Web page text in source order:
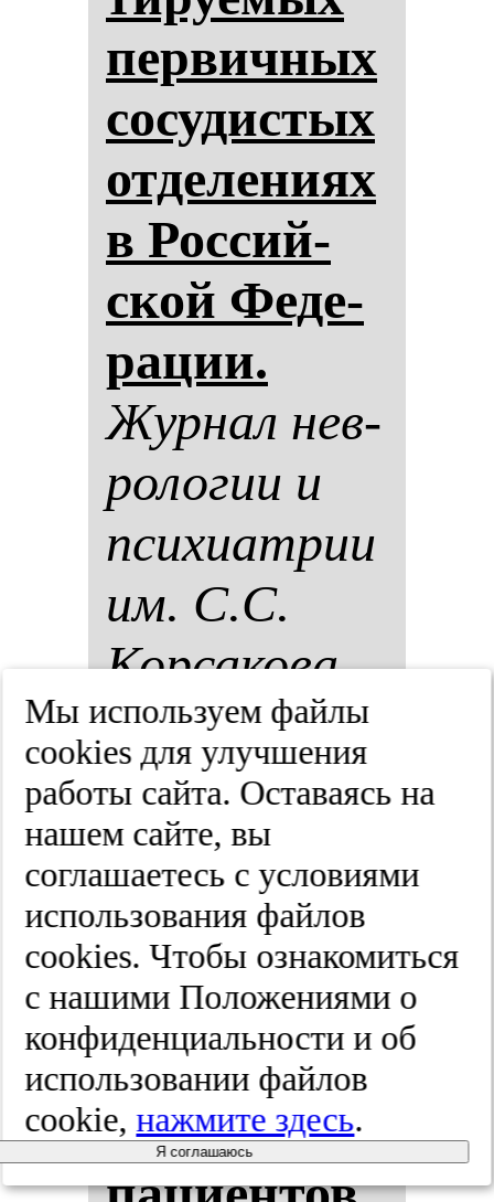
пер­вич­ных
со­су­дис­тых
от­де­ле­ни­ях
в Рос­сий­
ской Фе­де­
ра­ции.
Жур­нал нев­
ро­ло­гии и
пси­хи­ат­рии
им. С.С.
Кор­са­ко­ва.
Спец­вы­пус­
ки.
2025;(8-2):81-88
Срав­не­ние
уров­ней
ци­то­ки­нов
в кро­ви у
Мы используем файлы
cооkies для улучшения
работы сайта. Оставаясь на
нашем сайте, вы
соглашаетесь с условиями
использования файлов
cооkies. Чтобы ознакомиться
с нашими Положениями о
конфиденциальности и об
использовании файлов
cookie,нажмите здесь.
Я соглашаюсь